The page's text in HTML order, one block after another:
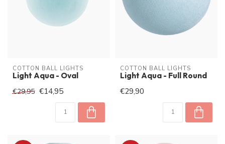
COTTON BALL LIGHTS
Light Aqua - Oval
€29,95 €14,95
COTTON BALL LIGHTS
Light Aqua - Full Round
€29,90